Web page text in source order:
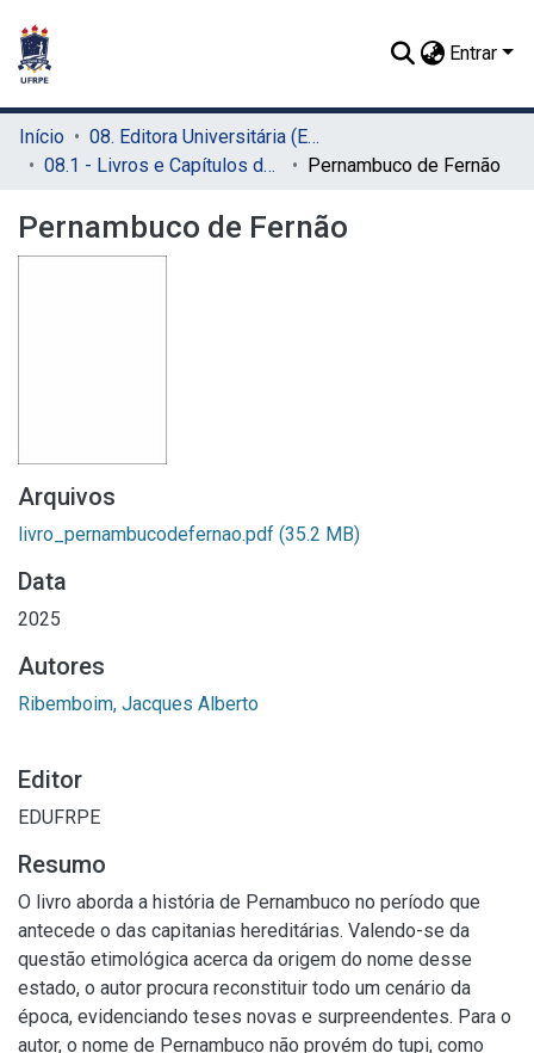
Entrar
Início
08. Editora Universitária (EDUFRPE)
08.1 - Livros e Capítulos de Livros (EDUFRPE)
Pernambuco de Fernão
Pernambuco de Fernão
Arquivos
livro_pernambucodefernao.pdf (35.2 MB)
Data
2025
Autores
Ribemboim, Jacques Alberto
Editor
EDUFRPE
Resumo
O livro aborda a história de Pernambuco no período que
antecede o das capitanias hereditárias. Valendo-se da
questão etimológica acerca da origem do nome desse
estado, o autor procura reconstituir todo um cenário da
época, evidenciando teses novas e surpreendentes. Para o
autor, o nome de Pernambuco não provém do tupi, como